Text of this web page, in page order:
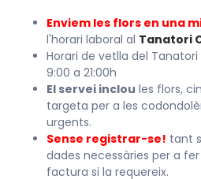
Enviem les flors en una
l'horari laboral al Tanatori
Horari de vetlla del
9:00 a 21:00h
El servei inclou les flors,
targeta per a les
urgents.
Sense registrar-se! tant
dades necessàries per a
factura si la requereix.